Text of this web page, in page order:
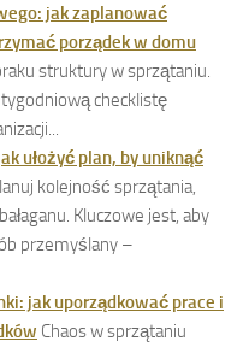
jak zaplanować
porządek w domu
struktury w sprzątaniu.
checklistę
ułożyć plan, by uniknąć
kolejność sprzątania,
Kluczowe jest, aby
przemyślany –
jak uporządkować prace i
Chaos w sprzątaniu